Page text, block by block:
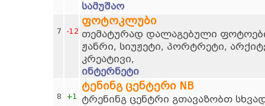
სამუშაო
7 -12
ფოტოკლუბი
თემატურად დალაგებული
ჟანრი, სიუჟეტი, პორტრეტი,
კრეატივი,
ინტერნეტი
8 +1
ტენინგ ცენტერი NB
ტრენინგ ცენტრი გთავაზობთ